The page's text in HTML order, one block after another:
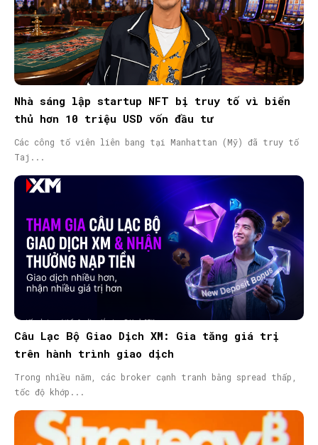
Nhà sáng lập startup NFT bị truy tố vì biển
thủ hơn 10 triệu USD vốn đầu tư
Các công tố viên liên bang tại Manhattan (Mỹ) đã truy tố
Taj...
Câu Lạc Bộ Giao Dịch XM: Gia tăng giá trị
trên hành trình giao dịch
Trong nhiều năm, các broker cạnh tranh bằng spread thấp,
tốc độ khớp...